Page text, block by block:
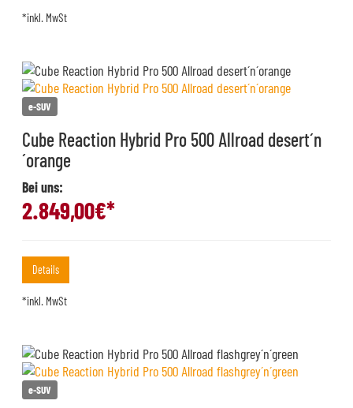
*inkl. MwSt
e-SUV
Cube Reaction Hybrid Pro 500 Allroad desert´n
´orange
Bei uns:
2.849,00€*
Details
*inkl. MwSt
e-SUV